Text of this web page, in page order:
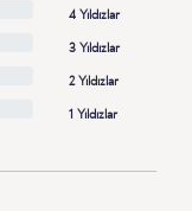
4 Yıldızlar
3 Yıldızlar
2 Yıldızlar
1 Yıldızlar